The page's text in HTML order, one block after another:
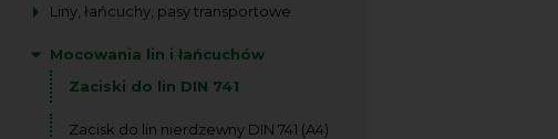
Liny, łańcuchy, pasy transportowe
Mocowania lin i łańcuchów
Zaciski do lin DIN 741
Zacisk do lin nierdzewny DIN 741 (A4)